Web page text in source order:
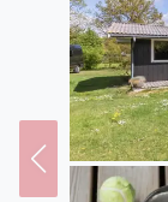
Radtouren in
du Lust auf
immer eine
Natur
Entdecke